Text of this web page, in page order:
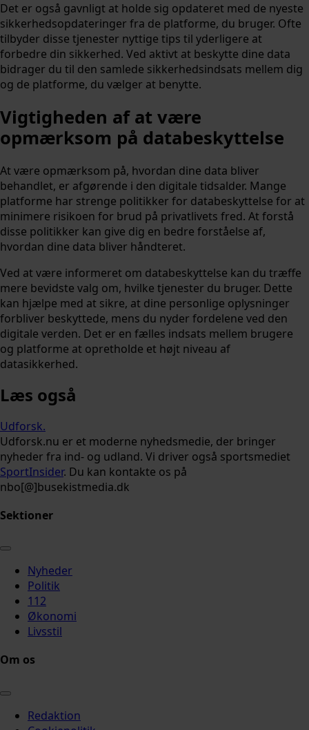
Det er også gavnligt at holde sig opdateret med de nyeste
sikkerhedsopdateringer fra de platforme, du bruger. Ofte
tilbyder disse tjenester nyttige tips til yderligere at
forbedre din sikkerhed. Ved aktivt at beskytte dine data
bidrager du til den samlede sikkerhedsindsats mellem dig
og de platforme, du vælger at benytte.
Vigtigheden af at være
opmærksom på databeskyttelse
At være opmærksom på, hvordan dine data bliver
behandlet, er afgørende i den digitale tidsalder. Mange
platforme har strenge politikker for databeskyttelse for at
minimere risikoen for brud på privatlivets fred. At forstå
disse politikker kan give dig en bedre forståelse af,
hvordan dine data bliver håndteret.
Ved at være informeret om databeskyttelse kan du træffe
mere bevidste valg om, hvilke tjenester du bruger. Dette
kan hjælpe med at sikre, at dine personlige oplysninger
forbliver beskyttede, mens du nyder fordelene ved den
digitale verden. Det er en fælles indsats mellem brugere
og platforme at opretholde et højt niveau af
datasikkerhed.
Læs også
Udforsk.
Udforsk.nu er et moderne nyhedsmedie, der bringer
nyheder fra ind- og udland. Vi driver også sportsmediet
SportInsider. Du kan kontakte os på
nbo[@]busekistmedia.dk
Sektioner
Nyheder
Politik
112
Økonomi
Livsstil
Om os
Redaktion